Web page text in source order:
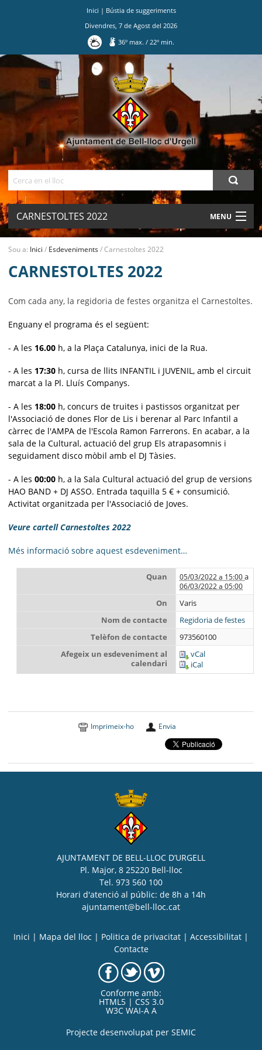
Inici | Bústia de suggeriments
Divendres 7 de Agost del 2026
36º max./ 22º min.
CARNESTOLTES 2022 MENU
MUNICIPI
Sou a: Inici / Esdeveniments/Carnestoltes 2022
CARNESTOLTES 2022
Com cada any, la regidoria de festes organitza el Carnestoltes.
Enguany el programa és el següent:
- A les 16.00 h, a la Plaça Catalunya, inici de la Rua.
- A les 17:30 h, cursa de llits INFANTIL i JUVENIL, amb el circuit
marcat a la Pl. Lluís Companys.
- A les 18:00 h, concurs de truites i pastissos organitzat per
l'Associació de dones Flor de Lis i berenar al Parc Infantil a
càrrec de l'AMPA de l'Escola Ramon Farrerons. En acabar, a la
sala de la Cultural, actuació del grup Els atrapasomnis i
seguidament disco mòbil amb el DJ Tàsies.
- A les 00:00 h, a la Sala Cultural actuació del grup de versions
HAO BAND + DJ ASSO. Entrada taquilla 5 € + consumició.
Activitat organitzada per l'Associació de Joves.
Veure cartell Carnestoltes 2022
Més informació sobre aquest esdeveniment…
Quan 05/03/2022 a 15:00a
06/03/2022 a 05:00
On
Varis
Nom de contacte
Regidoria de festes
Telèfon de contacte
973560100
Afegeix un esdeveniment al
calendari
vCal
iCal
Imprimeix-ho Envia
AJUNTAMENT DE BELL-LLOC D’URGELL
Pl. Major, 8 25220 Bell-lloc
Tel. 973 560 100
Horari d'atenció al públic: de 8h a 14h
ajuntament@bell-lloc.cat
Inici | Mapa del lloc | Politica de privacitat | Accessibilitat |
Contacte
Conforme amb:
HTML5 | CSS 3.0
W3C WAI-A A
Projecte desenvolupat per SEMIC